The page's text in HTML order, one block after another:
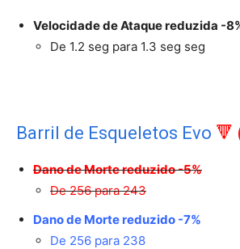
Velocidade de Ataque reduzida -
De 1.2 seg para 1.3 seg seg
Barril de Esqueletos Evo 🔻
Dano de Morte reduzido -5%
De 256 para 243
Dano de Morte reduzido -7%
De 256 para 238